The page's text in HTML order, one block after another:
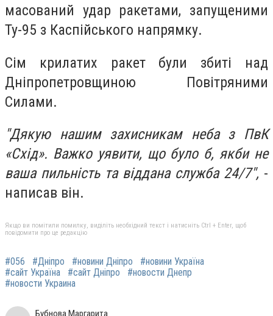
масований удар ракетами, запущеними
Ту-95 з Каспійського напрямку.
Сім крилатих ракет були збиті над
Дніпропетровщиною Повітряними
Силами.
"Дякую нашим захисникам неба з ПвК
«Схід». Важко уявити, що було б, якби не
ваша пильність та віддана служба 24/7", -
написав він.
Якщо ви помітили помилку, виділіть необхідний текст і натисніть Ctrl + Enter, щоб
повідомити про це редакцію
#056 #Дніпро #новини Дніпро
#новини Україна
#сайт Україна
#сайт Дніпро
#новости Днепр
#новости Украина
Бубнова Маргарита